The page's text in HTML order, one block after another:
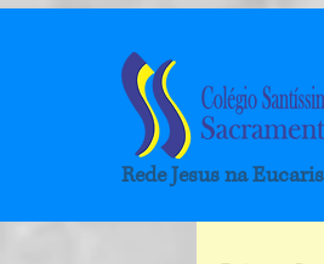
Rede Jesus na